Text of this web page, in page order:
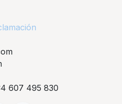
607 495 830